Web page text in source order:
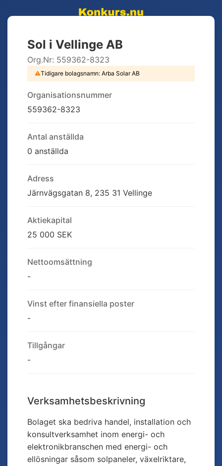
Sol i Vellinge AB
Org.Nr: 559362-8323
⚠Tidigare bolagsnamn: Arba Solar AB
Organisationsnummer
559362-8323
Antal anställda
0 anställda
Adress
Järnvägsgatan 8, 235 31 Vellinge
Aktiekapital
25 000 SEK
Nettoomsättning
-
Vinst efter finansiella poster
-
Tillgångar
-
Verksamhetsbeskrivning
Bolaget ska bedriva handel, installation och
konsultverksamhet inom energi- och
elektronikbranschen med energi- och
ellösningar såsom solpaneler, växelriktare,